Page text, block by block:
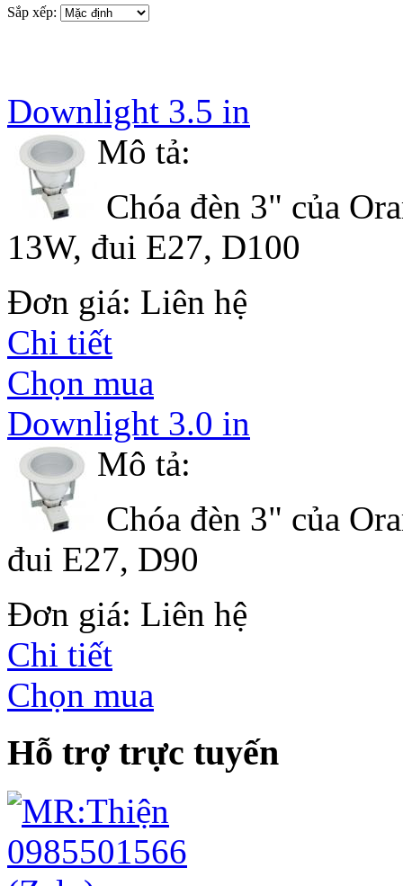
Sắp xếp:
Downlight 3.5 in
Mô tả:
Chóa đèn 3" của
13W, đui E27, D100
Đơn giá: Liên hệ
Chi tiết
Chọn mua
Downlight 3.0 in
Mô tả:
Chóa đèn 3" của
đui E27, D90
Đơn giá: Liên hệ
Chi tiết
Chọn mua
Hỗ trợ trực tuyến